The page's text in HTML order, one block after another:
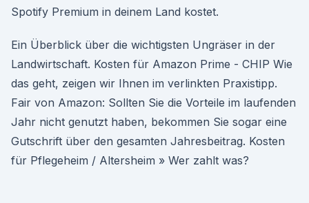
Spotify Premium in deinem Land kostet.
Ein Überblick über die wichtigsten Ungräser in der
Landwirtschaft. Kosten für Amazon Prime - CHIP Wie
das geht, zeigen wir Ihnen im verlinkten Praxistipp.
Fair von Amazon: Sollten Sie die Vorteile im laufenden
Jahr nicht genutzt haben, bekommen Sie sogar eine
Gutschrift über den gesamten Jahresbeitrag. Kosten
für Pflegeheim / Altersheim » Wer zahlt was?